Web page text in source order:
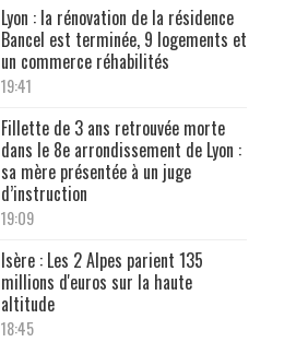
Lyon : la rénovation de la résidence
Bancel est terminée, 9 logements et
un commerce réhabilités
19:41
Fillette de 3 ans retrouvée morte
dans le 8e arrondissement de Lyon :
sa mère présentée à un juge
d’instruction
19:09
Isère : Les 2 Alpes parient 135
millions d'euros sur la haute
altitude
18:45